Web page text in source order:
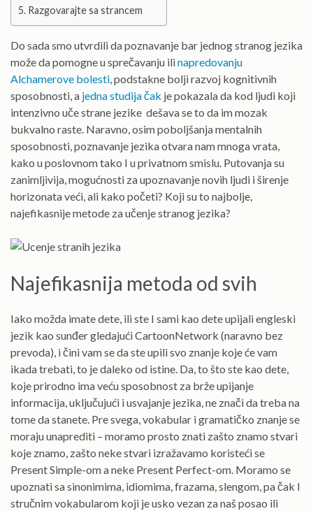
Razgovarajte sa strancem
Do sada smo utvrdili da poznavanje bar jednog stranog jezika
može da pomogne u sprečavanju ilinapredovanju
Alchamerove bolesti, podstakne bolji razvoj kognitivnih
sposobnosti, a jedna studija čak je pokazala da kod ljudi koji
intenzivno uče strane jezike dešava se to da im mozak
bukvalno raste. Naravno, osim poboljšanja mentalnih
sposobnosti, poznavanje jezika otvara nam mnoga vrata,
kako u poslovnom tako I u privatnom smislu. Putovanja su
zanimljivija, mogućnosti za upoznavanje novih ljudi i širenje
horizonata veći, ali kako početi? Koji su to najbolje,
najefikasnije metode za učenje stranog jezika?
Najefikasnija metoda od svih
Iako možda imate dete, ili ste I sami kao dete upijali engleski
jezik kao sunđer gledajući CartoonNetwork (naravno bez
prevoda), i čini vam se da ste upili svo znanje koje će vam
ikada trebati, to je daleko od istine. Da, to što ste kao dete,
koje prirodno ima veću sposobnost za brže upijanje
informacija, uključujući i usvajanje jezika, ne znači da treba na
tome da stanete. Pre svega, vokabular i gramatičko znanje se
moraju unaprediti – moramo prosto znati zašto znamo stvari
koje znamo, zašto neke stvari izražavamo koristeći se
Present Simple-om a neke Present Perfect-om. Moramo se
upoznati sa sinonimima, idiomima, frazama, slengom, pa čak I
stručnim vokabularom koji je usko vezan za naš posao ili